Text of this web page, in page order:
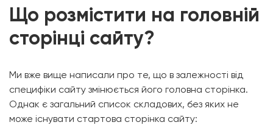
Що розмістити на головній
сторінці сайту?
Ми вже вище написали про те, що в залежності від
специфіки сайту змінюється його головна сторінка.
Однак є загальний список складових, без яких не
може існувати стартова сторінка сайту: